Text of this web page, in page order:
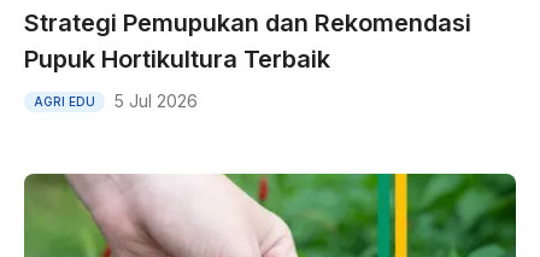
Strategi Pemupukan dan Rekomendasi
Pupuk Hortikultura Terbaik
AGRI EDU 5 Jul 2026